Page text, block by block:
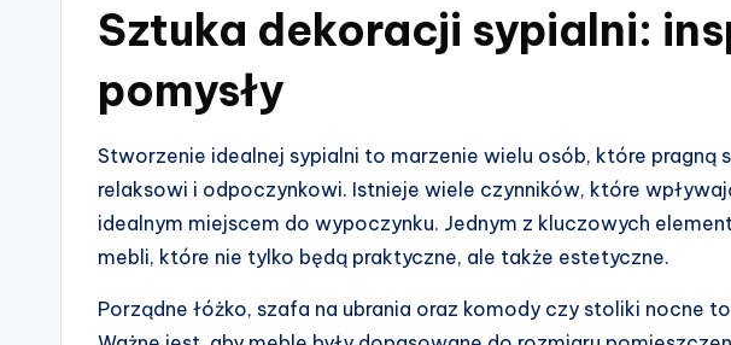
Sztuka dekoracji sypialni:
pomysły
Stworzenie idealnej sypialni to marzenie wielu osób, które
relaksowi i odpoczynkowi. Istnieje wiele czynników, które
idealnym miejscem do wypoczynku. Jednym z kluczowych
mebli, które nie tylko będą praktyczne, ale także estetyczne.
Porządne łóżko, szafa na ubrania oraz komody czy stoliki nocne